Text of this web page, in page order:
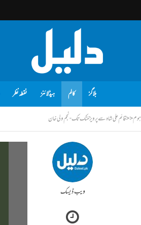
بلاگز کالم ہیڈلائنز نقطہ نظر
ہوم<<قائم علی شاہ سے پرویز خٹک تک- نجم ولی خان
ویب ڈیسک